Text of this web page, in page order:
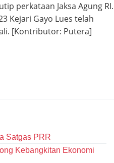
perkataan Jaksa Agung RI.
Kejari Gayo Lues telah
[Kontributor: Putera]
Satgas PRR
Kebangkitan Ekonomi